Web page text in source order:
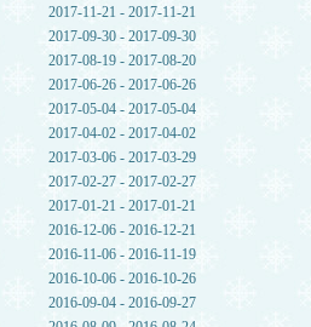
2017-11-21 - 2017-11-21
2017-09-30 - 2017-09-30
2017-08-19 - 2017-08-20
2017-06-26 - 2017-06-26
2017-05-04 - 2017-05-04
2017-04-02 - 2017-04-02
2017-03-06 - 2017-03-29
2017-02-27 - 2017-02-27
2017-01-21 - 2017-01-21
2016-12-06 - 2016-12-21
2016-11-06 - 2016-11-19
2016-10-06 - 2016-10-26
2016-09-04 - 2016-09-27